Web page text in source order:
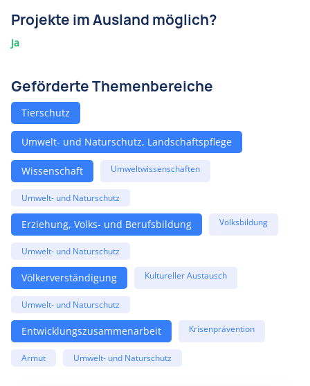
Projekte im Ausland möglich?
Ja
Geförderte Themenbereiche
Tierschutz
Umwelt- und Naturschutz, Landschaftspflege
Wissenschaft Umweltwissenschaften
Umwelt- und Naturschutz
Erziehung, Volks- und Berufsbildung Volksbildung
Umwelt- und Naturschutz
Völkerverständigung Kultureller Austausch
Umwelt- und Naturschutz
Entwicklungszusammenarbeit Krisenprävention
Armut Umwelt- und Naturschutz